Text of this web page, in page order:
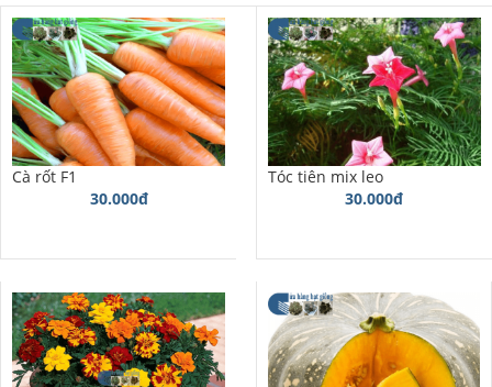
Cà rốt F1
30.000đ
Tóc tiên mix leo
30.000đ